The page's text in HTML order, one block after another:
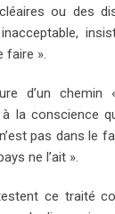
ou des
faire ».
d’un
la conscience
pas dans le
ne l’ait ».
ce traité